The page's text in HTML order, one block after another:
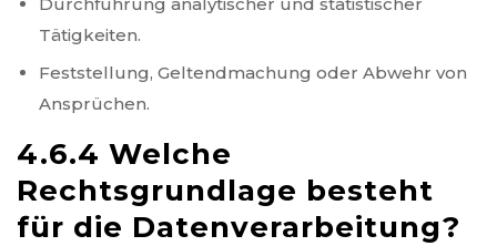
Tätigkeiten.
Feststellung, Geltendmachung oder Abwehr von
Ansprüchen.
4.6.4 Welche
Rechtsgrundlage besteht
für die Datenverarbeitung?